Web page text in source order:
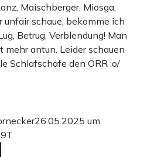
Maischberger, Miosga,
unfair schaue, bekomme ich
Betrug, Verblendung! Man
mehr antun. Leider schauen
Schlafschafe den ÖRR :o/
26.05.2025 um